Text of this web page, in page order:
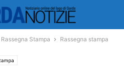
Rassegna Stampa
Rassegna stampa